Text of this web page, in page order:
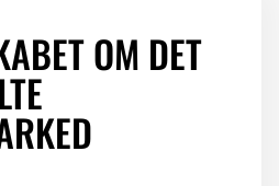
OM DET